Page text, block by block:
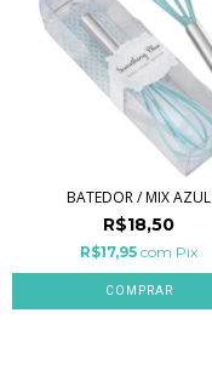
BATEDOR / MIX AZUL
R$18,50
R$17,95 com Pix